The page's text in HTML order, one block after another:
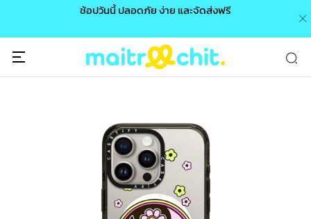
ช้อปวันนี้ ปลอดภัย ง่าย และจัดส่งฟรี